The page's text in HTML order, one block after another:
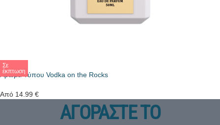
Σε
έκπτωση
Άρωμα Τύπου Vodka on the Rocks
Από 14.99 €
ΑΓΟΡΑΣΤΕ ΤΟ